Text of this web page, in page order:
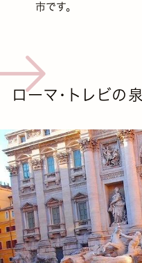
市です。
ローマ・トレビの泉